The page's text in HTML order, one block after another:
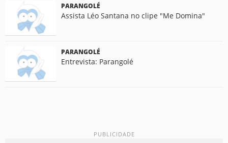
PARANGOLÉ
Assista Léo Santana no clipe "Me Domina"
PARANGOLÉ
Entrevista: Parangolé